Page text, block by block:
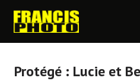
Protégé : Lucie et